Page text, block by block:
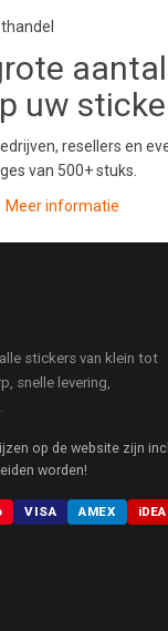
uw
resellers en
van 500+ stuks.
Meer informatie
stickers van klein tot
snelle levering,
op de website zijn
worden!
VISA AMEX